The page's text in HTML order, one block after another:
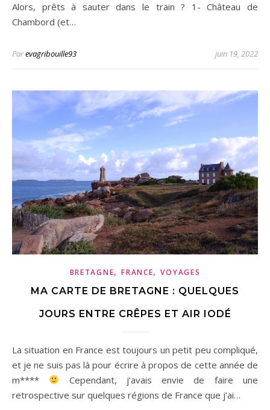
Alors, prêts à sauter dans le train ? 1- Château de
Chambord (et…
Parevagribouille93 juin 19, 2022
BRETAGNE,FRANCE,VOYAGES
MA CARTE DE BRETAGNE : QUELQUES
JOURS ENTRE CRÊPES ET AIR IODÉ
La situation en France est toujours un petit peu compliqué,
et je ne suis pas là pour écrire à propos de cette année de
m****
Cependant, j’avais envie de faire une
retrospective sur quelques régions de France que j’ai…